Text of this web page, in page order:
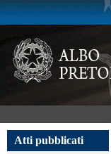
Atti pubblicati